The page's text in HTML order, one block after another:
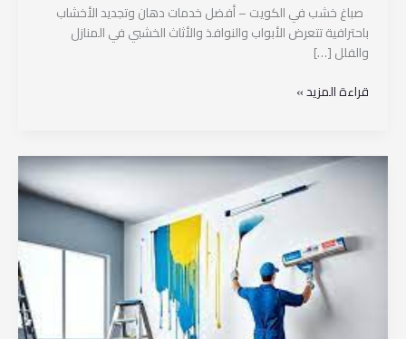
صباغ خشب في الكويت – أفضل خدمات دهان وتجديد الأخشاب
باحترافية تتعرض الأبواب والنوافذ والأثاث الخشبي في المنازل
والفلل […]
قراءة المزيد »
صباغ